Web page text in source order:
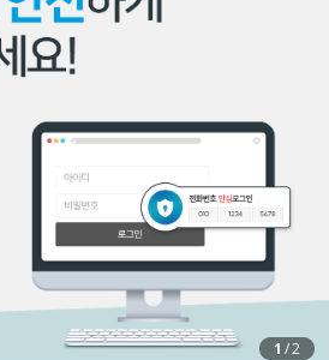
1 /2